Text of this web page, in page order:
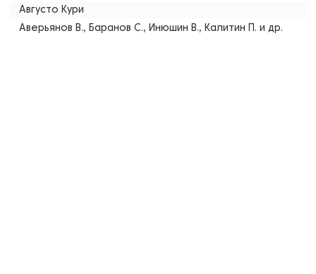
Августо Кури
Аверьянов В., Баранов С., Инюшин В., Калитин П. и др.